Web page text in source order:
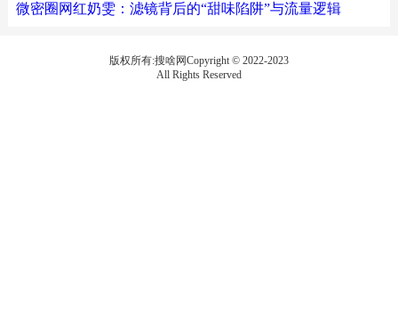
微密圈网红奶雯：滤镜背后的“甜味陷阱”与流量逻辑
版权所有:搜啥网Copyright © 2022-2023
All Rights Reserved